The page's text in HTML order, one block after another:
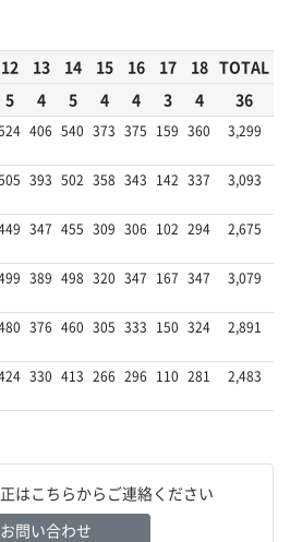
12 13 14 15 16 17 18 TOTAL
5 4 5 4 4 3 4 36
406 540 373 375 159 360 3,299
393 502 358 343 142 337 3,093
347 455 309 306 102 294 2,675
389 498 320 347 167 347 3,079
376 460 305 333 150 324 2,891
330 413 266 296 110 281 2,483
はこちらからご連絡ください
お問い合わせ